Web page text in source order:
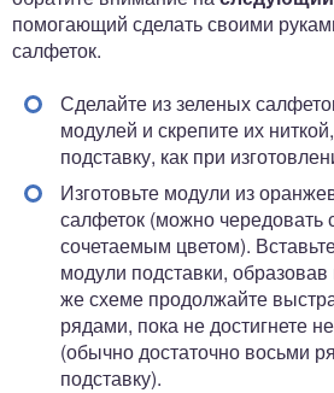
помогающий сделать своими
салфеток.
Сделайте из зеленых
модулей и скрепите их
подставку, как при
Изготовьте модули из
салфеток (можно
сочетаемым цветом).
модули подставки,
же схеме продолжайте
рядами, пока не достигнете
(обычно достаточно восьми
подставку).